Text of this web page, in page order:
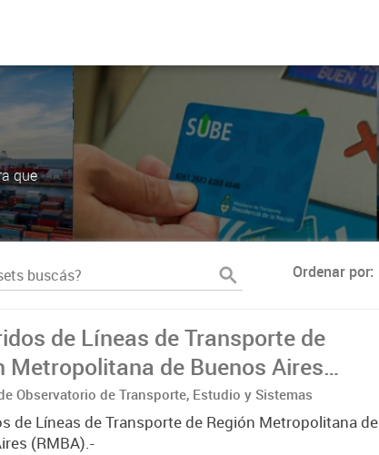
que
Ordenar por
de Líneas de Transporte de
Metropolitana de Buenos Aires
Observatorio de Transporte, Estudio y Sistemas
de Líneas de Transporte de Región Metropolitana de
(RMBA).-